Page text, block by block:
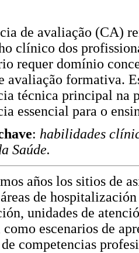
de avaliação (CA)
clínico dos
requer domínio
avaliação formativa.
técnica principal na
essencial para o
: habilidades
Saúde.
años los sitios de
de
unidades de
escenarios de
competencias